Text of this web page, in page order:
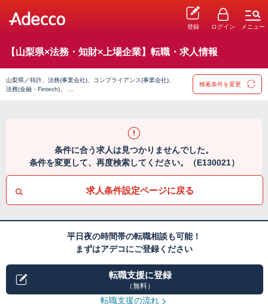
登録 ログイン メニュー
【山梨県×法務・知財×上場企業】転職・求人情報
山梨県／特許、法務(事業会社)、コンプライアンス(事業会社)、
法務(金融・Fintech)、 …
検索条件を変更
条件に合う求人は見つかりませんでした。
条件を変更して、再度検索してください。（E130021）
求人条件設定ページに戻る
平日夜の時間帯の転職相談も可能！
まずはアデコにご登録ください
転職支援に登録
（無料）
転職支援の流れ